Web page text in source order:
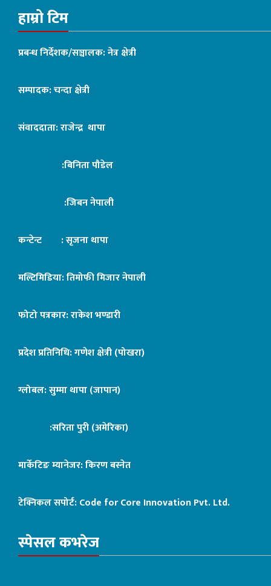
हाम्रो टिम
प्रबन्ध निर्देशक/सञ्चालक: नेत्र क्षेत्री
सम्पादक: चन्दा क्षेत्री
संवाददाता: राजेन्द्र थापा
:बिनिता पौडेल
:जिबन नेपाली
कन्टेन्ट : सृजना थापा
मल्टिमिडिया: तिमोफी मिजार नेपाली
फोटो पत्रकार: राकेश भण्डारी
प्रदेश प्रतिनिधि: गणेश क्षेत्री (पोखरा)
ग्लोबल: सुम्मा थापा (जापान)
:सरिता पुरी (अमेरिका)
मार्केटिङ म्यानेजर: किरण बस्नेत
टेक्निकल सपोर्ट:Code for Core Innovation Pvt. Ltd.
स्पेसल कभरेज